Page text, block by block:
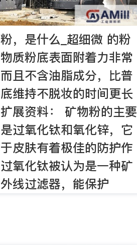
，是什么_超细微 的粉
质粉底表面附着力非常
且不含油脂成分，比普
维持不脱妆的时间更长
展资料： 矿物粉的主要
过氧化钛和氧化锌，它
皮肤有着极佳的防护作
氧化钛被认为是一种矿
线过滤器，能保护